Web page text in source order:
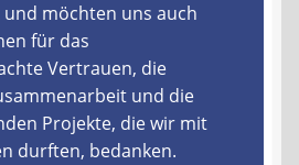
Verordnung
Verordnung
möchten uns auch
für das
Vertrauen, die
und die
Projekte, die wir mit
durften, bedanken.